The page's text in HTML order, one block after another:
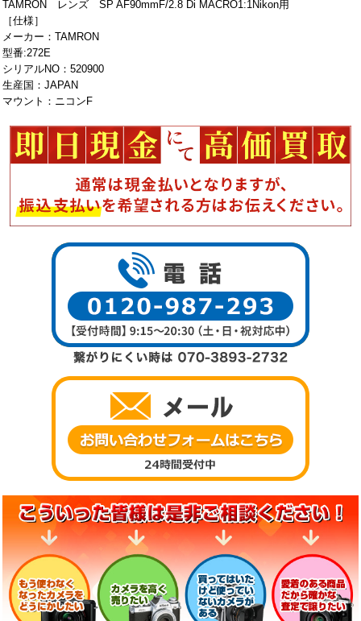
TAMRON レンズ SP AF90mmF/2.8 Di MACRO1:1Nikon用
［仕様］
メーカー：TAMRON
型番:272E
シリアルNO：520900
生産国：JAPAN
マウント：ニコンF